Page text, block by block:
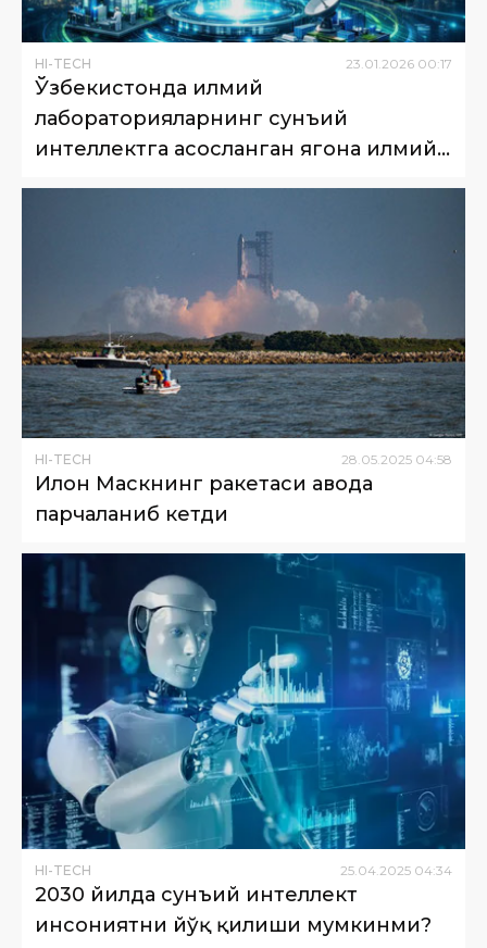
HI-TECH 23.01.2026 00:17
Ўзбекистонда илмий
лабораторияларнинг сунъий
интеллектга асосланган ягона илмий
HI-TECH 28 05 2025 04:58
Илон Маскнинг ракетаси ҳавода
парчаланиб кетди
HI-TECH 25.04.2025 04:34
2030 йилда сунъий интеллект
инсониятни йўқ қилиши мумкинми?